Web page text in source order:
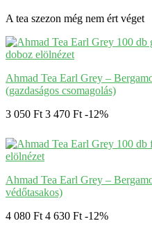
A tea szezon még nem ért véget
Ahmad Tea Earl Grey –
(gazdaságos csomagolás)
3 050 Ft 3 470 Ft -12%
Ahmad Tea Earl Grey –
védőtasakos)
4 080 Ft 4 630 Ft -12%